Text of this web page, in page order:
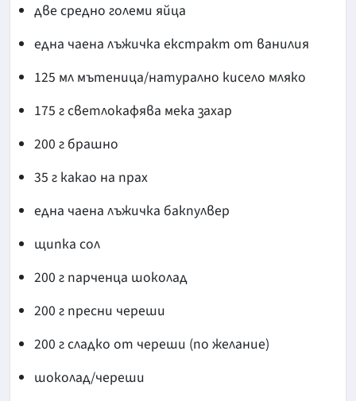
две средно големи яйца
една чаена лъжичка екстракт от ванилия
125 мл мътеница/натурално кисело мляко
175 г светлокафява мека захар
200 г брашно
35 г какао на прах
една чаена лъжичка бакпулвер
щипка сол
200 г парченца шоколад
200 г пресни череши
200 г сладко от череши (по желание)
шоколад/череши